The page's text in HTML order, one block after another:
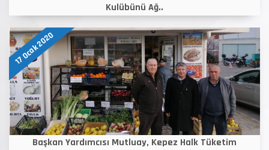
Kulübünü Ağ..
17 Ocak 2020
Başkan Yardımcısı Mutluay, Kepez Halk Tüketim